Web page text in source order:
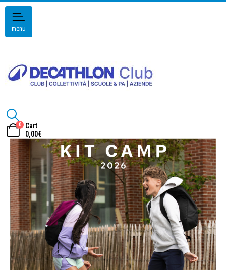
menu
0
Cart
0,00€